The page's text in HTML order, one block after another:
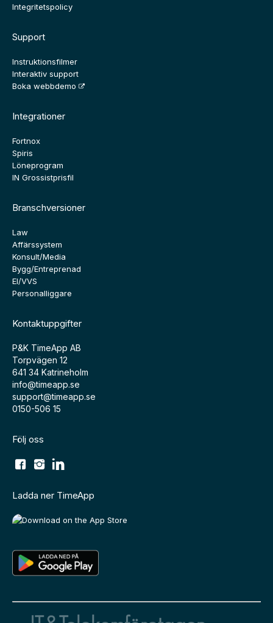
Integritetspolicy
Support
Instruktionsfilmer
Interaktiv support
Boka webbdemo
Integrationer
Fortnox
Spiris
Löneprogram
IN Grossistprisfil
Branschversioner
Law
Affärssystem
Konsult/Media
Bygg/Entreprenad
El/VVS
Personalliggare
Kontaktuppgifter
P&K TimeApp AB
Torpvägen 12
641 34 Katrineholm
info@timeapp.se
support@timeapp.se
0150-506 15
Följ oss
Ladda ner TimeApp